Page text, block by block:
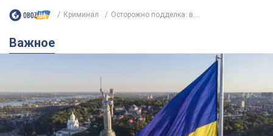
Криминал Осторожно подделка: в...
Важное